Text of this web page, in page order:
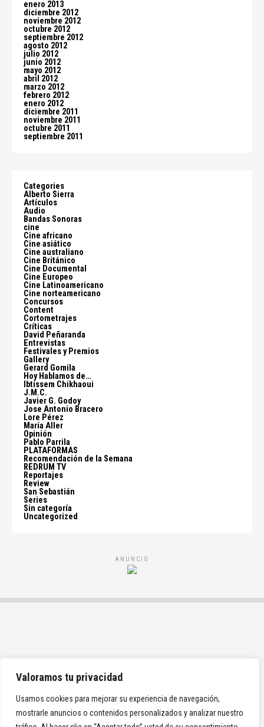
Valoramos tu privacidad
Usamos cookies para mejorar su experiencia de navegación,
mostrarle anuncios o contenidos personalizados y analizar nuestro
enero 2013
diciembre 2012
noviembre 2012
octubre 2012
septiembre 2012
agosto 2012
julio 2012
junio 2012
mayo 2012
abril 2012
marzo 2012
febrero 2012
enero 2012
diciembre 2011
noviembre 2011
octubre 2011
septiembre 2011
Categories
Alberto Sierra
Artículos
Audio
Bandas Sonoras
cine
Cine africano
Cine asiático
Cine australiano
Cine Británico
Cine Documental
Cine Europeo
Cine Latinoamericano
Cine norteamericano
Concursos
Content
Cortometrajes
Críticas
David Peñaranda
Entrevistas
Festivales y Premios
Gallery
Gerard Gomila
Hoy Hablamos de…
Ibtissem Chikhaoui
J.M.C.
Javier G. Godoy
Jose Antonio Bracero
Lore Pérez
María Aller
Opinión
Pablo Parrila
PLATAFORMAS
Recomendación de la Semana
REDRUM TV
Reportajes
Review
San Sebastián
Series
Sin categoría
Uncategorized
ANUNCIO